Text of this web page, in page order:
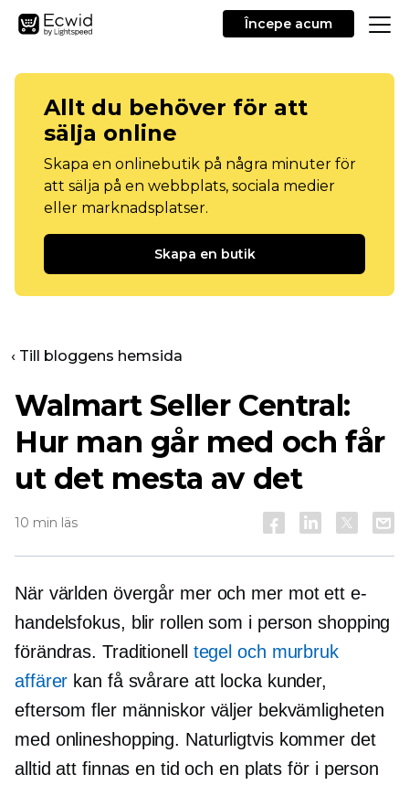
Începe acum
Allt du behöver för att
sälja online
Skapa en onlinebutik på några minuter för
att sälja på en webbplats, sociala medier
eller marknadsplatser.
Skapa en butik
‹ Till bloggens hemsida
Walmart Seller Central:
Hur man går med och får
ut det mesta av det
10 min läs
När världen övergår mer och mer mot ett e-
handelsfokus, blir rollen som i person shopping
förändras. Traditionell tegel och murbruk
affärer kan få svårare att locka kunder,
eftersom fler människor väljer bekvämligheten
med onlineshopping. Naturligtvis kommer det
alltid att finnas en tid och en plats för i person